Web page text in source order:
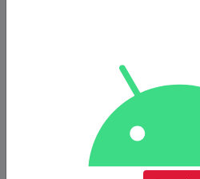
Dacă depășirea, oprirea sau
interzise, atunci mersul
Dacă mersul înapoi e interzis,
alte manevre